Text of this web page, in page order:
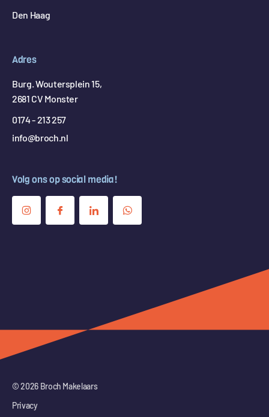
Den Haag
Adres
Burg. Woutersplein 15,
2681 CV Monster
0174 - 213 257
info@broch.nl
Volg ons op social media!
© 2026 Broch Makelaars
Privacy